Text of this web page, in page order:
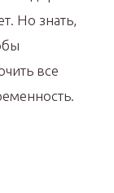
Но знать,
все